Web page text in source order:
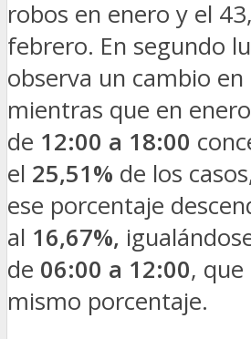
robos en enero y el
febrero. En segundo
observa un cambio
mientras que en
de 12:00 a 18:00
el 25,51% de los
ese porcentaje
al 16,67%,
de 06:00 a 12:00,
mismo porcentaje.